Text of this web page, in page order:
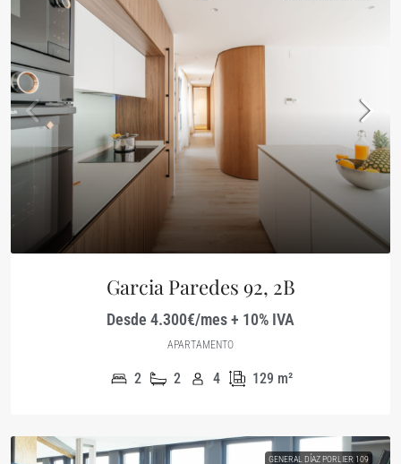
Garcia Paredes 92, 2B
Desde 4.300€/mes + 10% IVA
APARTAMENTO
2 2 4 129 m²
GENERAL DÍAZ PORLIER 109